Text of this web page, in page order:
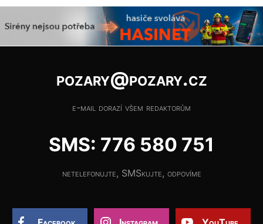
pozary@pozary.cz
e-mail dorazí všem redaktorům
SMS: 776 580 751
netelefonujte, SMSkujte, odpovíme